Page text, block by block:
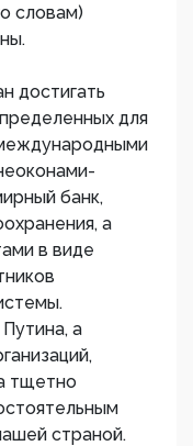
словам)
достигать
для
банк,
а
в виде
а
тщетно
страной.